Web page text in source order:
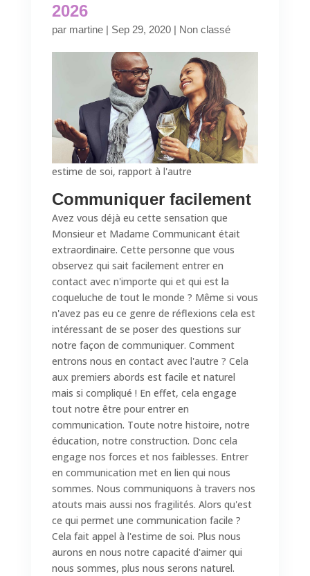
2026
par martine| Sep 29, 2020| Non classé
estime de soi, rapport à l'autre
Communiquer facilement
Avez vous déjà eu cette sensation que
Monsieur et Madame Communicant était
extraordinaire. Cette personne que vous
observez qui sait facilement entrer en
contact avec n'importe qui et qui est la
coqueluche de tout le monde ? Même si vous
n'avez pas eu ce genre de réflexions cela est
intéressant de se poser des questions sur
notre façon de communiquer. Comment
entrons nous en contact avec l'autre ? Cela
aux premiers abords est facile et naturel
mais si compliqué ! En effet, cela engage
tout notre être pour entrer en
communication. Toute notre histoire, notre
éducation, notre construction. Donc cela
engage nos forces et nos faiblesses. Entrer
en communication met en lien qui nous
sommes. Nous communiquons à travers nos
atouts mais aussi nos fragilités. Alors qu'est
ce qui permet une communication facile ?
Cela fait appel à l'estime de soi. Plus nous
aurons en nous notre capacité d'aimer qui
nous sommes, plus nous serons naturel.